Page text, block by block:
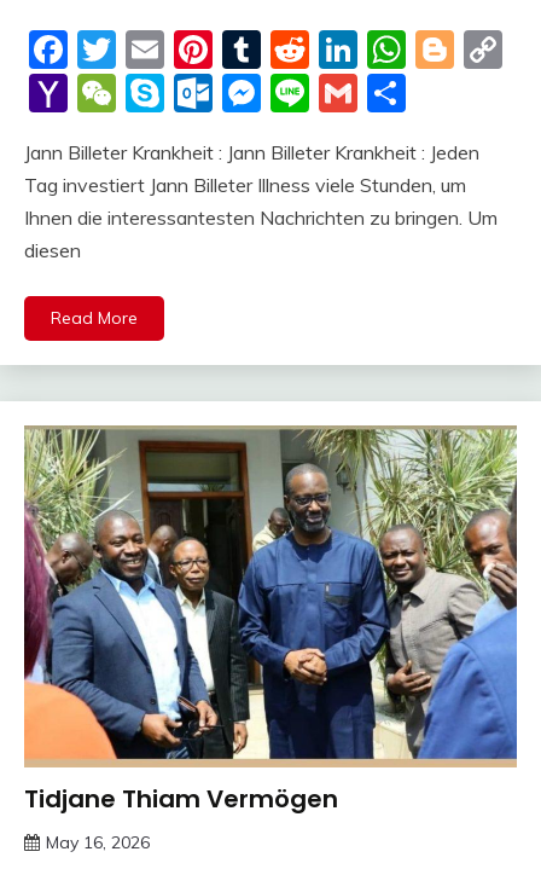
Facebook
Twitter
EmailPinterest
Tumblr
Reddit
LinkedIn
Yahoo
WeChat
SkypeOutlook.com
Messenger
LineGmail
Jann Billeter Krankheit : Jann Billeter Krankheit : Jeden
Tag investiert Jann Billeter Illness viele Stunden, um
Ihnen die interessantesten Nachrichten zu bringen. Um
diesen
Read More
Trends
Tidjane Thiam Vermögen
May 16, 2026